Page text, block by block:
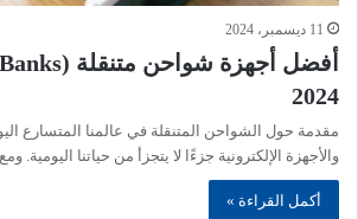
11 ديسمبر، 2024
2024
مقدمة حول الشواحن المتنقلة في عالمنا المتسارع
والأجهزة الإلكترونية جزءًا لا يتجزأ من حياتنا اليومية.
أكمل القراءة »